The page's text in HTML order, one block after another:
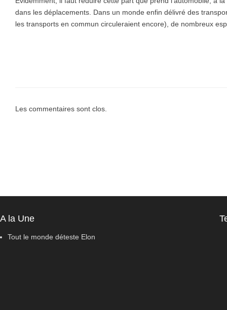
dans les déplacements. Dans un monde enfin délivré des
les transports en commun circuleraient encore), de nombreux
Les commentaires sont clos.
A la Une
Tout le monde déteste Elon